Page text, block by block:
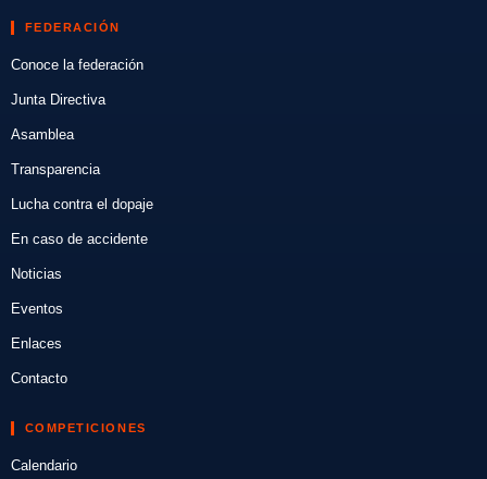
FEDERACIÓN
Conoce la federación
Junta Directiva
Asamblea
Transparencia
Lucha contra el dopaje
En caso de accidente
Noticias
Eventos
Enlaces
Contacto
COMPETICIONES
Calendario